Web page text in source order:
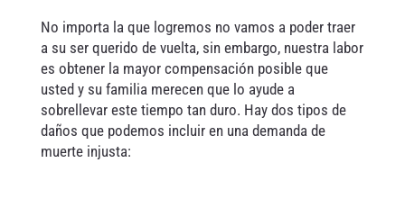
No importa la que logremos no vamos a poder traer
a su ser querido de vuelta, sin embargo, nuestra labor
es obtener la mayor compensación posible que
usted y su familia merecen que lo ayude a
sobrellevar este tiempo tan duro. Hay dos tipos de
daños que podemos incluir en una demanda de
muerte injusta: